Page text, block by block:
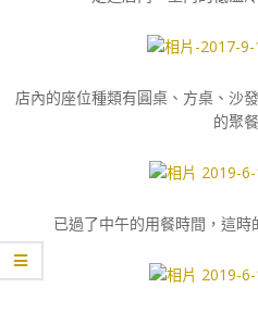
店內的座位種類有圓桌、方桌、沙
的聚
已過了中午的用餐時間，這時